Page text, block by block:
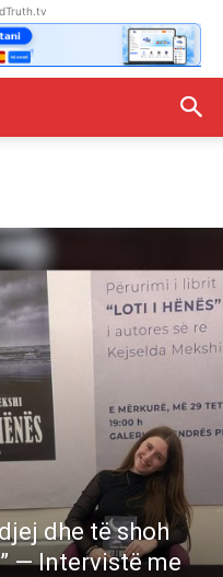
dhe të shoh
— Intervistë me